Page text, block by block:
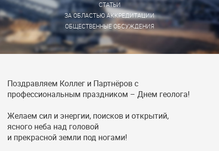
СТАТЬИ
ЗА ОБЛАСТЬЮ АККРЕДИТАЦИИ
ОБЩЕСТВЕННЫЕ ОБСУЖДЕНИЯ
Поздравляем Коллег и Партнёров с
профессиональным праздником – Днем геолога!
Желаем сил и энергии, поисков и открытий,
ясного неба над головой
и прекрасной земли под ногами!